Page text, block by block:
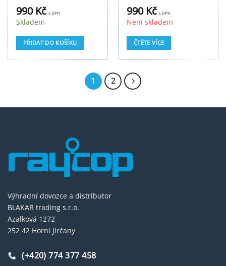
990 Kč s DPH
Skladem
PŘIDAT DO KOŠÍKU
990 Kč s DPH
Není skladem
ČTĚTE VÍCE
1 2
Výhradní dovozce a distributor
BLAKAR trading s.r.o.
Azalková 1272
252 42 Horní Jirčany
(+420) 774 377 458